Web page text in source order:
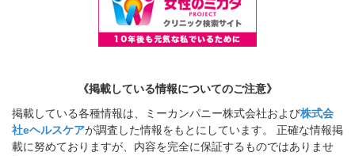
《掲載している情報についてのご注意》
掲載している各種情報は、ミーカンパニー株式会社および株式会
社eヘルスケアが調査した情報をもとにしています。 正確な情報掲
載に努めておりますが、内容を完全に保証するものではありませ